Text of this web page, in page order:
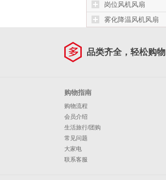
岗位风机风扇
雾化降温风机风扇
品类齐全，轻松购物
购物指南
购物流程
会员介绍
生活旅行/团购
常见问题
大家电
联系客服